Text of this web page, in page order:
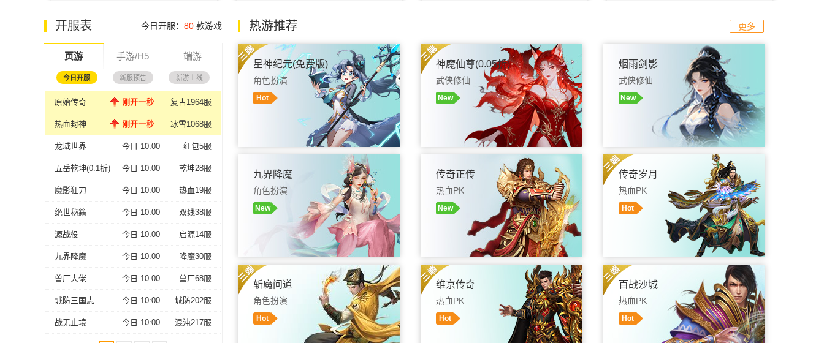
开服表 今日开服： 80 款游戏
页游 手游/H5 端游
今日开服 新服预告 新游上线
原始传奇 刚开一秒 复古1964服
热血封神 刚开一秒 冰雪1068服
龙域世界 今日 10:00 红包5服
五岳乾坤(0.1折) 今日 10:00 乾坤28服
魔影狂刀 今日 10:00 热血19服
绝世秘籍 今日 10:00 双线38服
源战役 今日 10:00 启源14服
九界降魔 今日 10:00 降魔30服
兽厂大佬 今日 10:00 兽厂68服
城防三国志 今日 10:00 城防202服
战无止境 今日 10:00 混沌217服
热游推荐 更多
星神纪元(免费版)
角色扮演
Hot
神魔仙尊(0.05折)
武侠修仙
New
游戏盒子
烟雨剑影
武侠修仙
New
进入游戏 游戏盒子
九界降魔
角色扮演
New
进入游戏 游戏盒子 礼包
传奇正传
热血PK
New
进入游戏 游戏盒子 礼包
传奇岁月
热血PK
Hot
进入游戏 礼包
斩魔问道
角色扮演
Hot
维京传奇
热血PK
Hot
百战沙城
热血PK
Hot